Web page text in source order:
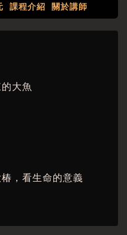
課程介紹 關於講師
大魚
，看生命的意義